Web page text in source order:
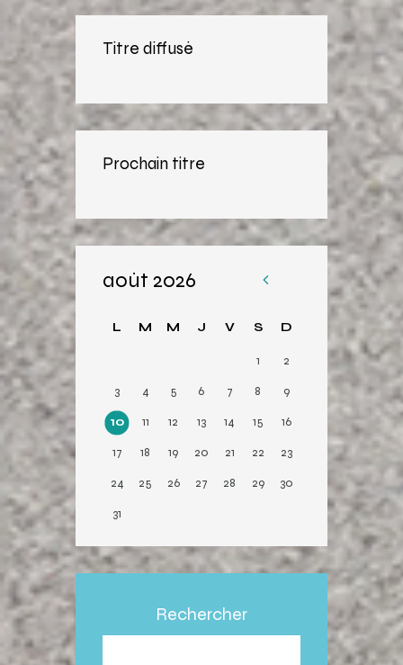
Titre diffusé
Prochain titre
août 2026
L M M J V S D
1
2
3
4 5 6 7 8
9
10
11 12 13 14 15
16
17
18 19 20 21 22
23
24
25 26 27 28 29
30
31
«
r
Rechercher